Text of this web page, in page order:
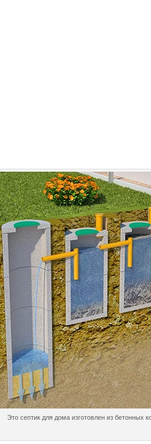
Это септик для дома изготовлен из бетонных